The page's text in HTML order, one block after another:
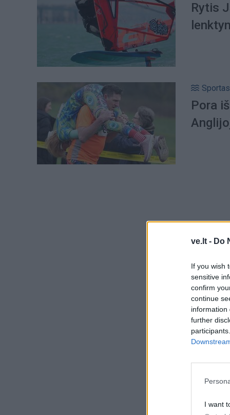
ve.lt - Do
If you wish
sensitive
confirm
continue
information
further
I want
Rytis
Sportas
Pora